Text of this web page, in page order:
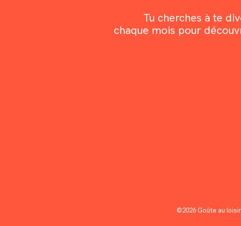
Tu cherches à te
chaque mois pour
©2026 Goûte au loisir